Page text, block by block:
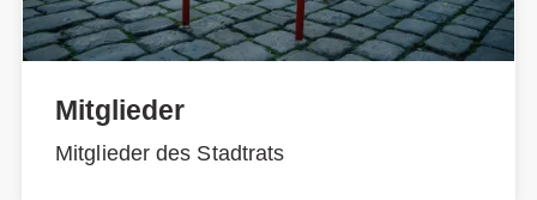
Mitglieder
Mitglieder des Stadtrats